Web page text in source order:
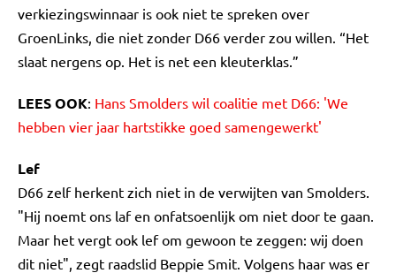
verkiezingswinnaar is ook niet te spreken over
GroenLinks, die niet zonder D66 verder zou willen. “Het
slaat nergens op. Het is net een kleuterklas.”
LEES OOK: Hans Smolders wil coalitie met D66: 'We
hebben vier jaar hartstikke goed samengewerkt'
Lef
D66 zelf herkent zich niet in de verwijten van Smolders.
"Hij noemt ons laf en onfatsoenlijk om niet door te gaan.
Maar het vergt ook lef om gewoon te zeggen: wij doen
dit niet", zegt raadslid Beppie Smit. Volgens haar was er